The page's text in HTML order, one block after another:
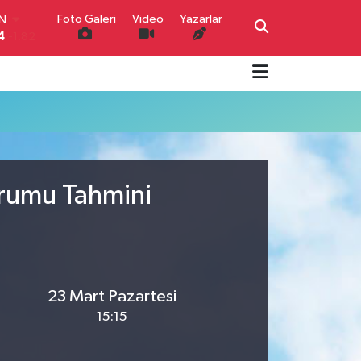
0
Foto Galeri Video Yazarlar
Tahmini
23 Mart Pazartesi
15:15